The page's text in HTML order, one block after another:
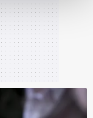
izin vermedikleri
İnternet
çerezler
çeşitli kişisel